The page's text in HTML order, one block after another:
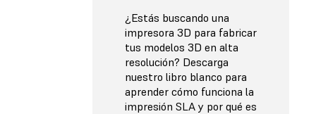
¿Estás buscando una
impresora 3D para fabricar
tus modelos 3D en alta
resolución? Descarga
nuestro libro blanco para
aprender cómo funciona la
impresión SLA y por qué es